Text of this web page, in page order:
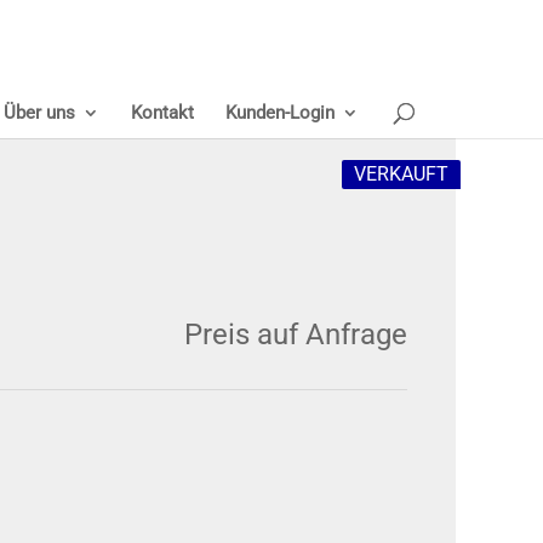
Über uns Kontakt Kunden-Login
VERKAUFT
Preis auf Anfrage